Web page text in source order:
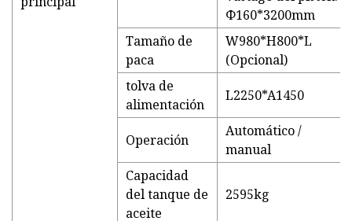
Φ160*3200mm
Tamaño de
paca
W980*H800*L
(Opcional)
tolva de
alimentación
L2250*A1450
Operación
Automático /
manual
Capacidad
del tanque de
aceite
2595kg